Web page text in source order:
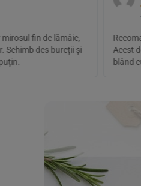
fin de lămâie,
Schimb des bureții și
Acest
blând